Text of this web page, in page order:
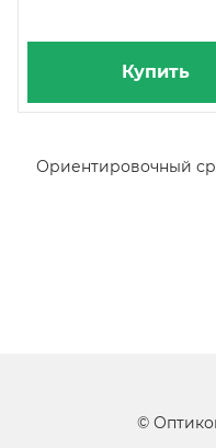
Купить
Ориентировочный
©